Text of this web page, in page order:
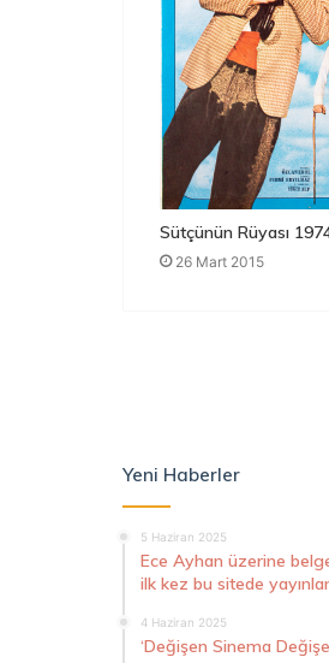
Sütçünün Rüyası
26 Mart 2015
Yeni Haberler
5 Haziran 2025
Ece Ayhan üzerine
ilk kez bu sitede
4 Haziran 2025
‘Değişen Sinema